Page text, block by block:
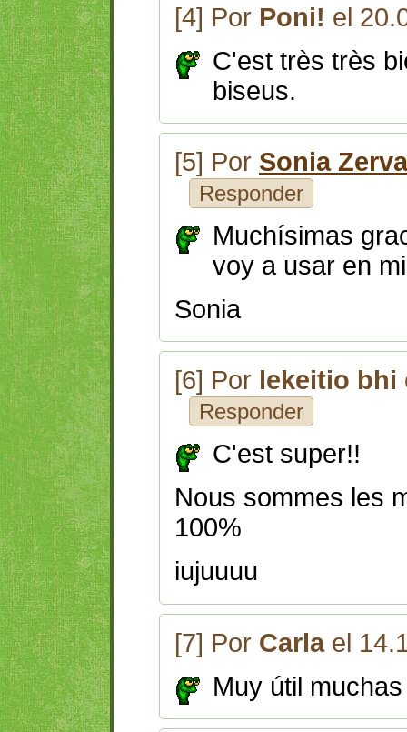
[4] Por Poni! el
C'est très très
biseus.
[5] Por Sonia
Responder
Muchísimas
voy a usar en
Sonia
[6] Por lekeitio bhi
Responder
C'est super!!
Nous sommes les
100%
iujuuuu
[7] Por Carlael
Muy útil